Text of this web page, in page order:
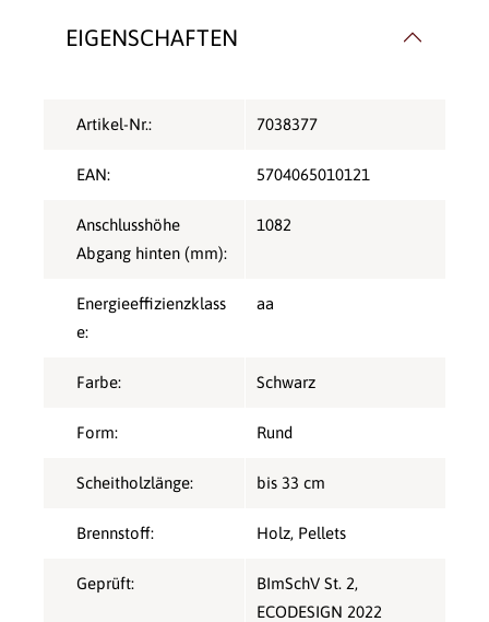
EIGENSCHAFTEN
Artikel-Nr.: 7038377
EAN: 5704065010121
Anschlusshöhe
Abgang hinten (mm):
1082
Energieeffizienzklass
e:
aa
Farbe: Schwarz
Form: Rund
Scheitholzlänge: bis 33 cm
Brennstoff: Holz, Pellets
Geprüft: BImSchV St. 2,
ECODESIGN 2022